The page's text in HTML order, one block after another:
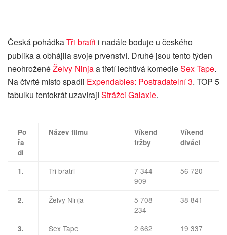
Česká pohádkaTři bratři i nadále boduje u českého
publika a obhájila svoje prvenství. Druhé jsou tento týden
neohroženéŽelvy Ninjaa třetí lechtivá komedieSex Tape.
Na čtvrté místo spadli Expendables: Postradatelní 3. TOP 5
tabulku tentokrát uzavírajíStrážci Galaxie.
Po
řa
dí
Název filmu
Víkend
tržby
Víkend
diváci
1. Tři bratři
7 344
909
56 720
2. Želvy Ninja
5 708
234
38 841
3. Sex Tape
2 662
19 337